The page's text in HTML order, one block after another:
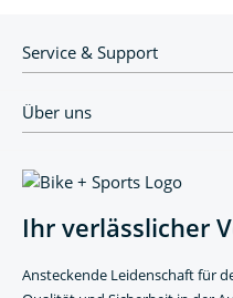
Service & Support
Über uns
Ihr verlässlicher
Ansteckende Leidenschaft für